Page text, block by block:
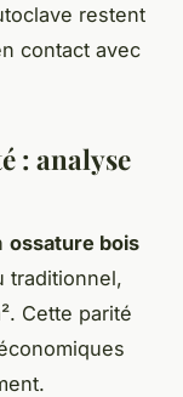
restent
contact avec
: analyse
ossature bois
traditionnel,
Cette parité